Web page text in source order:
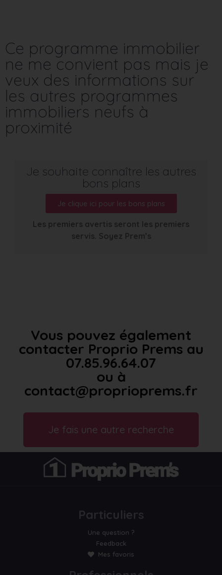
Ce programme immobilier
ne me convient pas mais je
veux des informations sur
les autres programmes
immobiliers neufs à
proximité
Je souhaite connaître les autres
bons plans
Je clique ici pour les bons plans
Les premiers avertis seront les premiers
servis. Soyez Prem’s
Vous pouvez également
contacter Proprio Prems au
07.85.96.64.07
ou à
contact@proprioprems.fr
Je fais une autre recherche
Particuliers
Une question ?
Feedback
Mes favoris